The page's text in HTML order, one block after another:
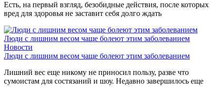
Есть, на первый взгляд, безобидные действия, после которых
вред для здоровья не заставит себя долго ждать
Люди с лишним весом чаще болеют этим заболеванием
Новости
Люди с лишним весом чаще болеют этим заболеванием
Лишний вес еще никому не приносил пользу, разве что
сумоистам для состязаний и шоу. Недавно завершилось еще